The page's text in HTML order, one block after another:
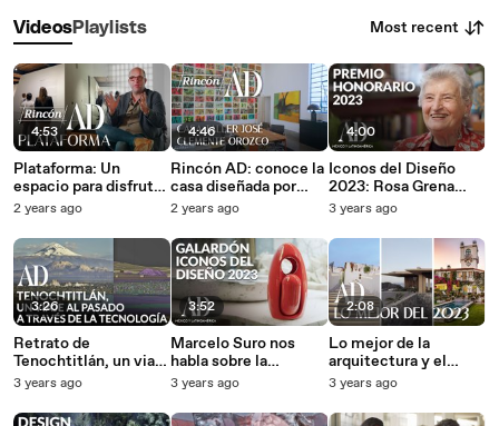
VideosPlaylists Most recent
4:53
Plataforma: Un
espacio para disfrutar
del Arte
Guadalajara | AD
México y
Latinoamérica
2 years ago
3:26
Retrato de
Tenochtitlán, un viaje
al pasado a través de
3 years ago
4:46
Rincón AD: conoce la
casa diseñada por
Orozco y Luis
2 years ago
3:52
Marcelo Suro nos
habla sobre la
creación de la
del Diseño 2023
3 years ago
4:00
Iconos del Diseño
2023: Rosa Grena
Kliass, madre del
Latinoamérica
3 years ago
2:08
Lo mejor de la
arquitectura y el
diseño en 2023 | AD
Latinoamérica
3 years ago